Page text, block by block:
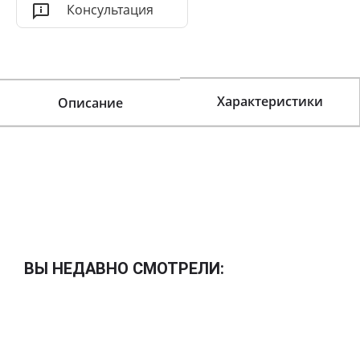
Консультация
Описание Характеристики
ВЫ НЕДАВНО СМОТРЕЛИ: